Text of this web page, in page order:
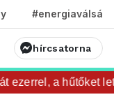
#energiaválság
hírcsatorna
a hűtőket